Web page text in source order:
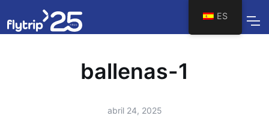
ballenas-1
abril 24, 2025
ES